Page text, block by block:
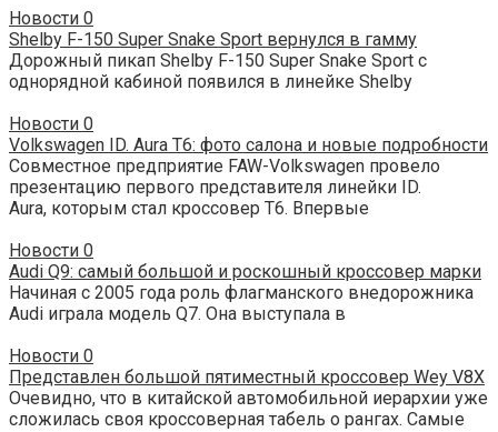
Новости 0
Shelby F-150 Super Snake Sport вернулся в гамму
Дорожный пикап Shelby F-150 Super Snake Sport с
однорядной кабиной появился в линейке Shelby
Новости 0
Volkswagen ID. Aura T6: фото салона и новые подробности
Совместное предприятие FAW-Volkswagen провело
презентацию первого представителя линейки ID.
Aura, которым стал кроссовер T6. Впервые
Новости 0
Audi Q9: самый большой и роскошный кроссовер марки
Начиная с 2005 года роль флагманского внедорожника
Audi играла модель Q7. Она выступала в
Новости 0
Представлен большой пятиместный кроссовер Wey V8X
Очевидно, что в китайской автомобильной иерархии уже
сложилась своя кроссоверная табель о рангах. Самые